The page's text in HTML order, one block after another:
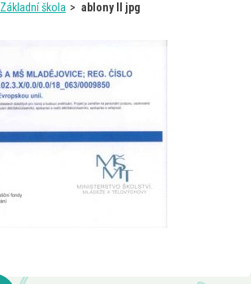
Základní škola ablony II jpg